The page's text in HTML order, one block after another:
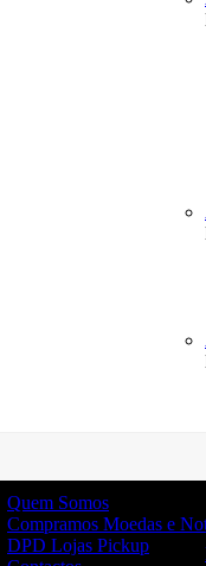
Quem Somos
Compramos Moedas e
DPD Lojas Pickup